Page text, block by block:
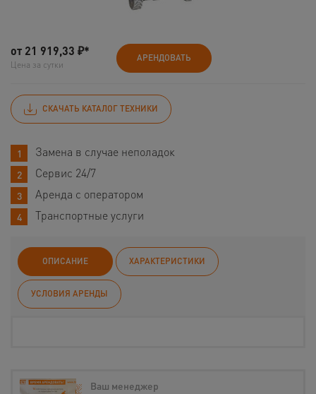
от 21 919,33 ₽*
Цена за сутки
АРЕНДОВАТЬ
СКАЧАТЬ КАТАЛОГ ТЕХНИКИ
Замена в случае неполадок
Сервис 24/7
Аренда с оператором
Транспортные услуги
ОПИСАНИЕ ХАРАКТЕРИСТИКИ
УСЛОВИЯ АРЕНДЫ
Ваш менеджер